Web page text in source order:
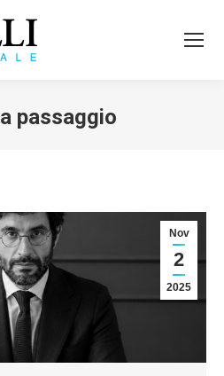
passaggio
Nov
2
2025